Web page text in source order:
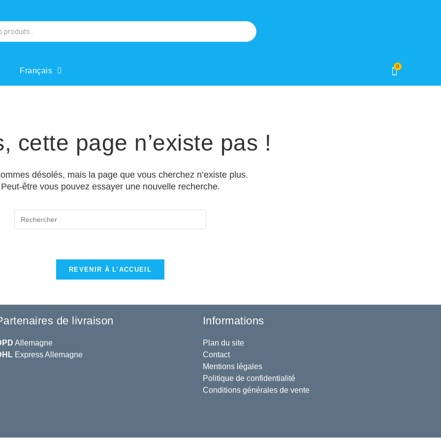
Français
0
cette page n’existe pas !
désolés, mais la page que vous cherchez n’existe plus.
Peut-être vous pouvez essayer une nouvelle recherche.
REVENIR À L’ACCUEIL
de livraison
Allemagne
Express Allemagne
Informations
Plan du site
Contact
Mentions légales
Politique de confidentialité
Conditions générales de vente